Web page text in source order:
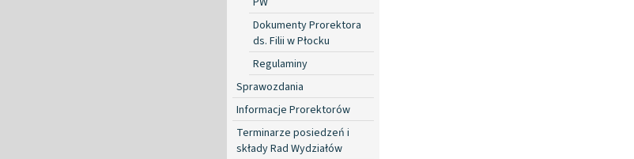
Dokumenty Prorektora
ds. Filii w Płocku
Regulaminy
Sprawozdania
Informacje Prorektorów
Terminarze posiedzeń i
składy Rad Wydziałów